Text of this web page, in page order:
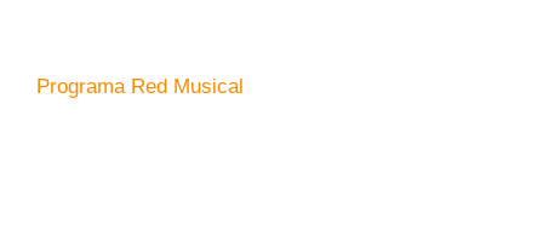
Programa Red Musical